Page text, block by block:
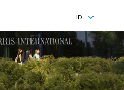
ID
EN
ID